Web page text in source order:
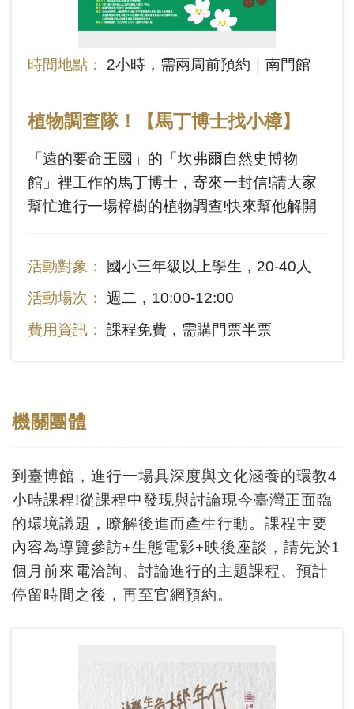
時間地點： 2小時，需兩周前預約｜南門館
植物調查隊！【馬丁博士找小樟】
「遠的要命王國」的「坎弗爾自然史博物
館」裡工作的馬丁博士，寄來一封信!請大家
幫忙進行一場樟樹的植物調查!快來幫他解開
揭開南門館的樟樹秘密。
活動對象：
國小三年級以上學生，20-40人
活動場次： 週二，10:00-12:00
費用資訊： 課程免費，需購門票半票
機關團體
到臺博館，進行一場具深度與文化涵養的環教4
小時課程!從課程中發現與討論現今臺灣正面臨
的環境議題，瞭解後進而產生行動。課程主要
內容為導覽參訪+生態電影+映後座談，請先於1
個月前來電洽詢、討論進行的主題課程、預計
停留時間之後，再至官網預約。